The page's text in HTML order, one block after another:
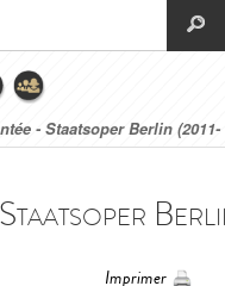
- Staatsoper Berlin (2011-
Imprimer